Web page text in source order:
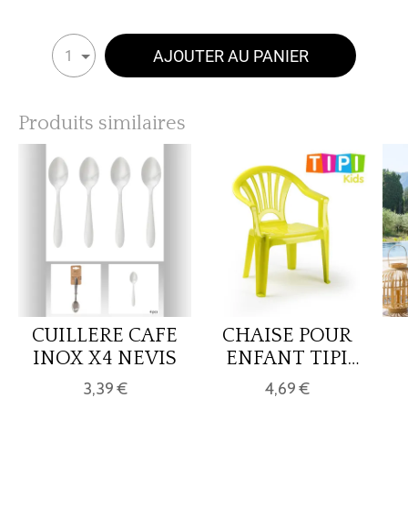
1 AJOUTER AU PANIER
Produits similaires
CUILLERE CAFE
INOX X4 NEVIS
3,39 €
CHAISE POUR
ENFANT TIPI
VERT-JAUNE
4,69 €